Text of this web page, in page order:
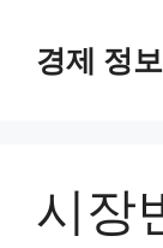
경제 정
시장